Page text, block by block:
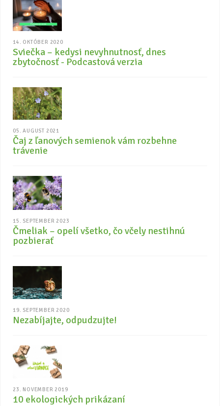
14. OKTÓBER 2020
Sviečka – kedysi nevyhnutnosť, dnes
zbytočnosť - Podcastová verzia
05. AUGUST 2021
Čaj z ľanových semienok vám rozbehne
trávenie
15. SEPTEMBER 2023
Čmeliak – opelí všetko, čo včely nestihnú
pozbierať
19. SEPTEMBER 2020
Nezabíjajte, odpudzujte!
23. NOVEMBER 2019
10 ekologických prikázaní